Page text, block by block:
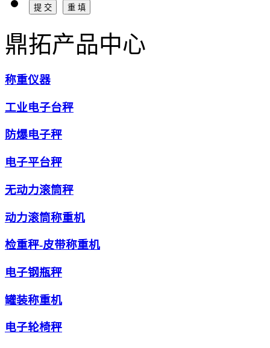
鼎拓产品中心
称重仪器
工业电子台秤
防爆电子秤
电子平台秤
无动力滚筒秤
动力滚筒称重机
检重秤-皮带称重机
电子钢瓶秤
罐装称重机
电子轮椅秤